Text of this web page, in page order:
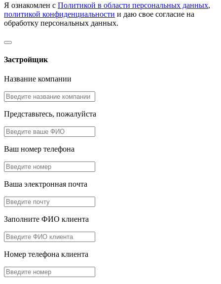
Я ознакомлен с Политикой в области персональных данных,
политикой конфиденциальности и даю свое согласие на
обработку персональных данных.
Застройщик
Название компании
Представьтесь, пожалуйста
Ваш номер телефона
Ваша электронная почта
Заполните ФИО клиента
Номер телефона клиента